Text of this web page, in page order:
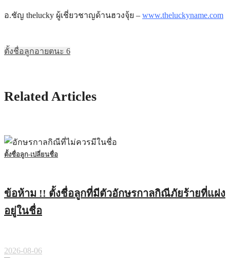
อ.ชัญ thelucky ผู้เชี่ยวชาญด้านฮวงจุ้ย – www.theluckyname.com
ตั้งชื่อลูกอายตนะ 6
Related Articles
ตั้งชื่อลูก-เปลี่ยนชื่อ
ข้อห้าม !! ตั้งชื่อลูกที่มีตัวอักษรกาลกิณีภัยร้ายที่แฝง
อยู่ในชื่อ
2026-08-06